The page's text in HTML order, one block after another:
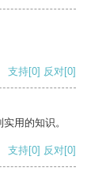
支持[0] 反对[0]
用的知识。
支持[0] 反对[0]